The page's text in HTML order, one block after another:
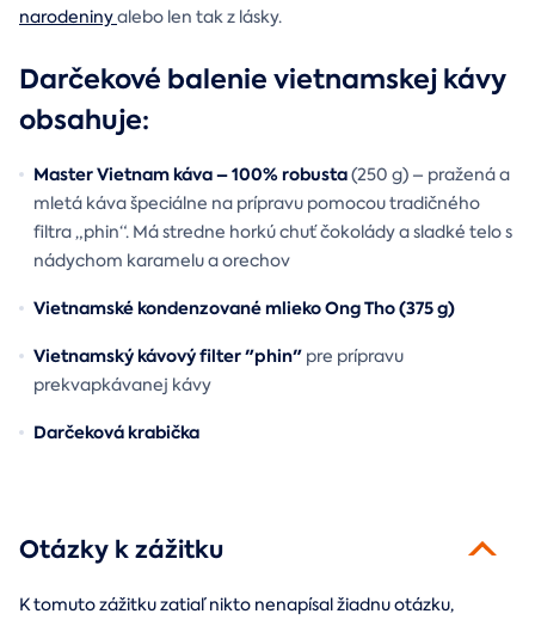
narodeninyalebo len tak z lásky.
Darčekové balenie vietnamskej kávy
obsahuje:
Master Vietnam káva – 100% robusta(250 g) – pražená a
mletá káva špeciálne na prípravu pomocou tradičného
filtra „phin“. Má stredne horkú chuť čokolády a sladké telo s
nádychom karamelu a orechov
Vietnamské kondenzované mlieko Ong Tho (375 g)
Vietnamský kávový filter "phin" pre prípravu
prekvapkávanej kávy
Darčeková krabička
Otázky k zážitku
K tomuto zážitku zatiaľ nikto nenapísal žiadnu otázku,